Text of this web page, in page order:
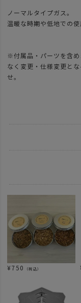
ノーマルタイプガス。
温暖な時期や低地での使
※付属品・パーツを含
なく変更・仕様変更と
せ。
¥750 （税込）